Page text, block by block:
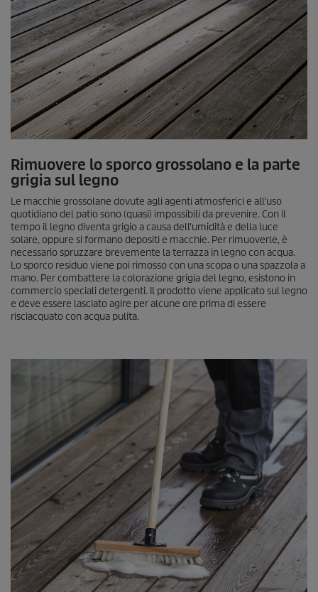
Rimuovere lo sporco grossolano e la parte
grigia sul legno
Le macchie grossolane dovute agli agenti atmosferici e all'uso
quotidiano del patio sono (quasi) impossibili da prevenire. Con il
tempo il legno diventa grigio a causa dell'umidità e della luce
solare, oppure si formano depositi e macchie. Per rimuoverle, è
necessario spruzzare brevemente la terrazza in legno con acqua.
Lo sporco residuo viene poi rimosso con una scopa o una spazzola a
mano. Per combattere la colorazione grigia del legno, esistono in
commercio speciali detergenti. Il prodotto viene applicato sul legno
e deve essere lasciato agire per alcune ore prima di essere
risciacquato con acqua pulita.